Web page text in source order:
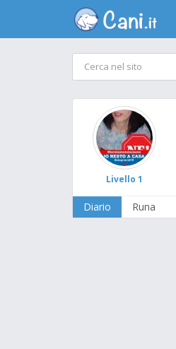
Livello 1
Diario Runa